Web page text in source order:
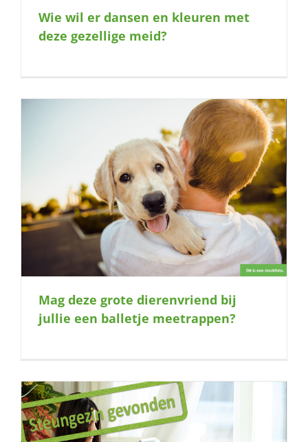
Wie wil er dansen en kleuren met
deze gezellige meid?
Mag deze grote dierenvriend bij
jullie een balletje meetrappen?